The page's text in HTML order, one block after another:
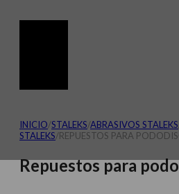
INICIO/STALEKS/ABRASIVOS STALEKS
STALEKS/REPUESTOS PARA
Repuestos para